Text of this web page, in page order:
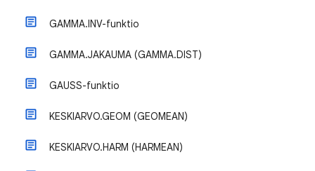
GAMMA.INV-funktio
GAMMA.JAKAUMA (GAMMA.DIST)
GAUSS-funktio
KESKIARVO.GEOM (GEOMEAN)
KESKIARVO.HARM (HARMEAN)